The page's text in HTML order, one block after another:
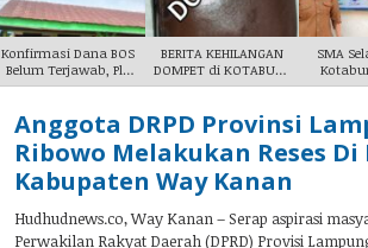
Konfirmasi Dana BOS
Belum Terjawab, Plt.
Kepa
BERITA KEHILANGAN
DOMPET di KOTABUMI
12 Juli
SMA
Hudhudnews.co
Anggota DRPD Provinsi
Ribowo Melakukan Reses Di
Kabupaten Way Kanan
Hudhudnews.co, Way Kanan – Serap aspirasi
Perwakilan Rakyat Daerah (DPRD) Provisi